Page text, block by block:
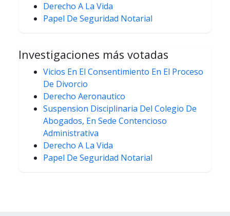
Derecho A La Vida
Papel De Seguridad Notarial
Investigaciones más votadas
Vicios En El Consentimiento En El Proceso
De Divorcio
Derecho Aeronautico
Suspension Disciplinaria Del Colegio De
Abogados, En Sede Contencioso
Administrativa
Derecho A La Vida
Papel De Seguridad Notarial